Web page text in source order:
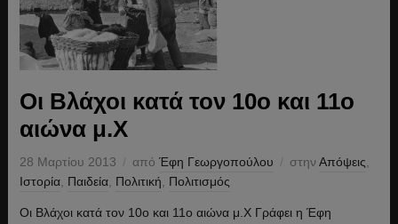
Οι Βλάχοι κατά τον 10ο και 11ο
αιώνα μ.Χ
28 Μαρτίου 2013 από Έφη Γεωργοπούλου στηνΑπόψεις
Ιστορία, Παιδεία, Πολιτική Πολιτισμός
Οι Βλάχοι κατά τον 10ο και 11ο αιώνα μ.Χ Γράφει η Έφη